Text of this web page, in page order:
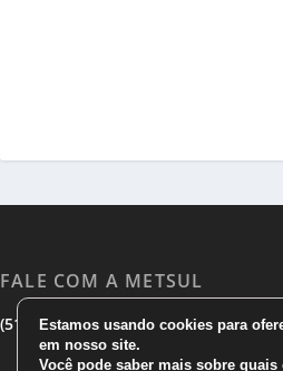
FALE COM A METSUL
(51) 3533 1983|(51)3785 7752|
Estamos usando cookies para
em nosso site.
Você pode saber mais sobre